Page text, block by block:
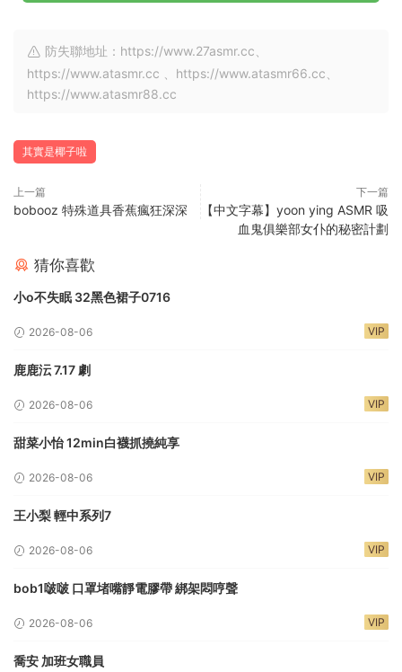
防失聯地址：https://www.27asmr.cc、
https://www.atasmr.cc 、https://www.atasmr66.cc、
https://www.atasmr88.cc
其實是椰子啦
上一篇
bobooz 特殊道具香蕉瘋狂深深
下一篇
【中文字幕】yoon ying ASMR 吸
血鬼俱樂部女仆的秘密計劃
猜你喜歡
小o不失眠 32黑色裙子0716
2026-08-06 VIP
鹿鹿沄 7.17 劇
2026-08-06 VIP
甜菜小怡 12min白襪抓撓純享
2026-08-06 VIP
王小梨 輕中系列7
2026-08-06 VIP
bob1啵啵 口罩堵嘴靜電膠帶 綁架悶哼聲
2026-08-06 VIP
喬安 加班女職員